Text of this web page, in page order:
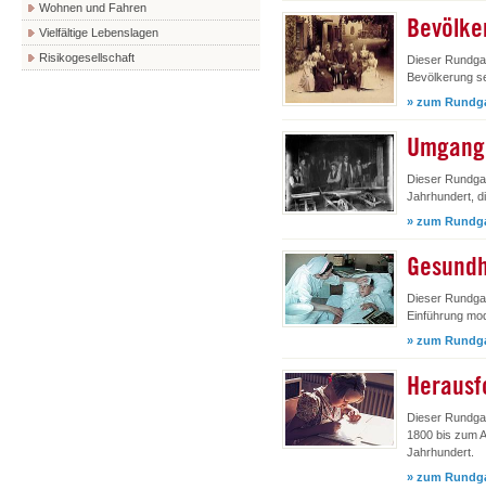
Wohnen und Fahren
Vielfältige Lebenslagen
Risikogesellschaft
Dieser
Bevölkerung
» zum
Dieser
Jahrhundert,
» zum
Dieser
Einführung
» zum
Dieser
1800 bis zum
Jahrhundert.
» zum